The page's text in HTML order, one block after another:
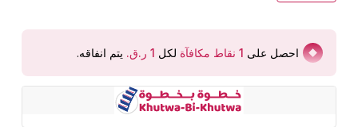
احصل على 1 نقاط مكافآة لكل يتم انفاقه.